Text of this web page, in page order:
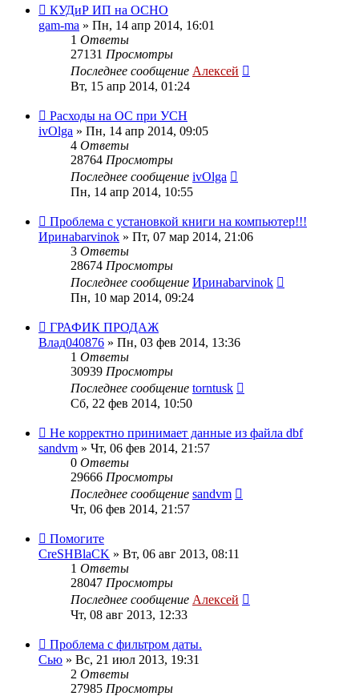
КУДиР ИП на ОСНО
gam-ma » Пн, 14 апр 2014, 16:01
1 Ответы
27131 Просмотры
Последнее сообщение Алексей
Вт, 15 апр 2014, 01:24
Расходы на ОС при УСН
ivOlga » Пн, 14 апр 2014, 09:05
4 Ответы
28764 Просмотры
Последнее сообщение ivOlga
Пн, 14 апр 2014, 10:55
Проблема с установкой книги на компьютер!!!
Иринаbarvinok » Пт, 07 мар 2014, 21:06
3 Ответы
28674 Просмотры
Последнее сообщение Иринаbarvinok
Пн, 10 мар 2014, 09:24
ГРАФИК ПРОДАЖ
Влад040876 » Пн, 03 фев 2014, 13:36
1 Ответы
30939 Просмотры
Последнее сообщение torntusk
Сб, 22 фев 2014, 10:50
Не корректно принимает данные из файла dbf
sandvm » Чт, 06 фев 2014, 21:57
0 Ответы
29666 Просмотры
Последнее сообщение sandvm
Чт, 06 фев 2014, 21:57
Помогите
CreSHBlaCK » Вт, 06 авг 2013, 08:11
1 Ответы
28047 Просмотры
Последнее сообщение Алексей
Чт, 08 авг 2013, 12:33
Проблема с фильтром даты.
Сью » Вс, 21 июл 2013, 19:31
2 Ответы
27985 Просмотры